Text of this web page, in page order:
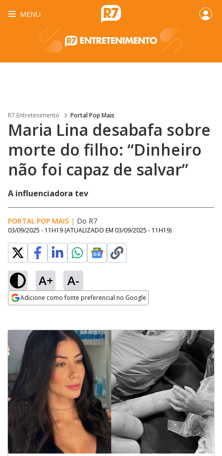
MENU
R7 Entretenimento Portal Pop Mais
Maria Lina desabafa sobre
morte do filho: “Dinheiro
não foi capaz de salvar”
A influenciadora tev
PORTAL POP MAIS | Do R7
03/09/2025 - 11H19 (ATUALIZADO EM 03/09/2025 - 11H19)
A+ A-
Adicione como fonte preferencial no Google